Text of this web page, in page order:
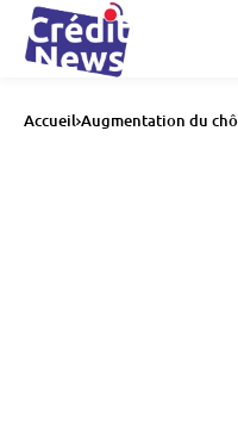
Accueil Augmentation du
gonflent les chiffres